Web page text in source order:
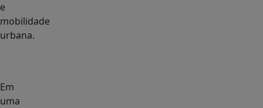
e
mobilidade
urbana.
Em
uma